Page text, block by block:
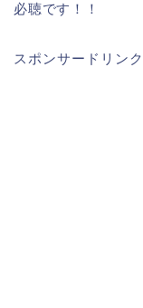
必聴です！！
スポンサードリンク